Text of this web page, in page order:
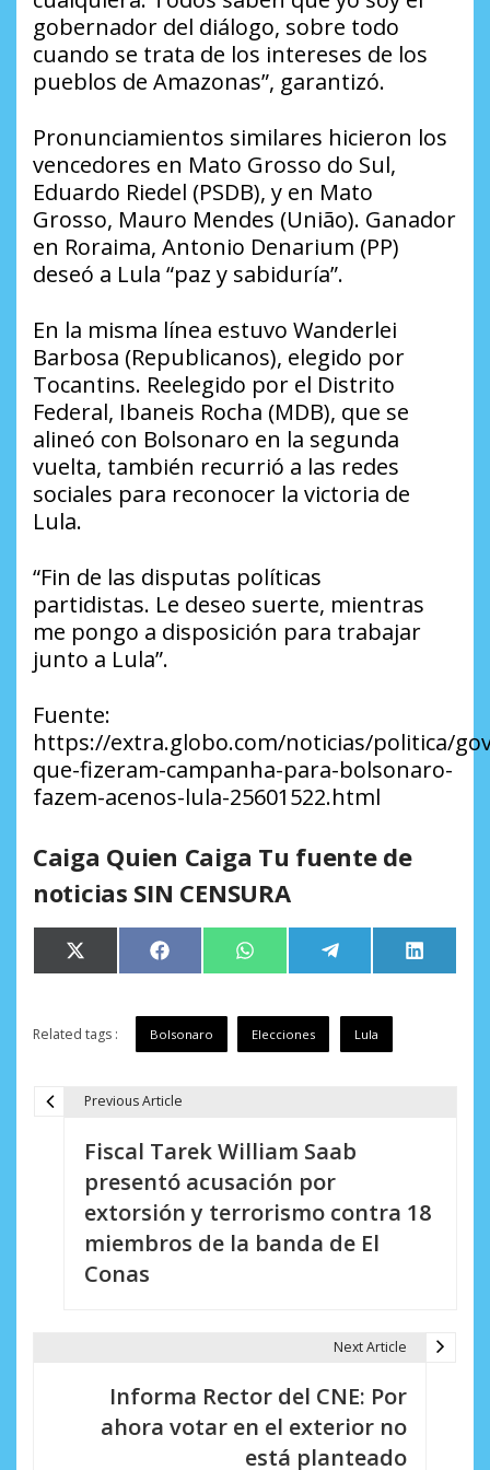
gobernador del diálogo, sobre todo
cuando se trata de los intereses de los
pueblos de Amazonas”, garantizó.
Pronunciamientos similares hicieron los
vencedores en Mato Grosso do Sul,
Eduardo Riedel (PSDB), y en Mato
Grosso, Mauro Mendes (União). Ganador
en Roraima, Antonio Denarium (PP)
deseó a Lula “paz y sabiduría”.
En la misma línea estuvo Wanderlei
Barbosa (Republicanos), elegido por
Tocantins. Reelegido por el Distrito
Federal, Ibaneis Rocha (MDB), que se
alineó con Bolsonaro en la segunda
vuelta, también recurrió a las redes
sociales para reconocer la victoria de
Lula.
“Fin de las disputas políticas
partidistas. Le deseo suerte, mientras
me pongo a disposición para trabajar
junto a Lula”.
Fuente:
https://extra.globo.com/noticias/politica/
que-fizeram-campanha-para-bolsonaro-
fazem-acenos-lula-25601522.html
Caiga Quien Caiga Tu fuente de
noticias SIN CENSURA
Compartir
en
X
(Twitter)
Compartir
en
Facebook Compartir
en
WhatsApp Compartir
en
Telegram
en
LinkedIn
Related tags : Bolsonaro Elecciones Lula
Previous Article
Fiscal Tarek William Saab
presentó acusación por
extorsión y terrorismo contra 18
miembros de la banda de El
Conas
Next Article
Informa Rector del CNE: Por
ahora votar en el exterior no
está planteado